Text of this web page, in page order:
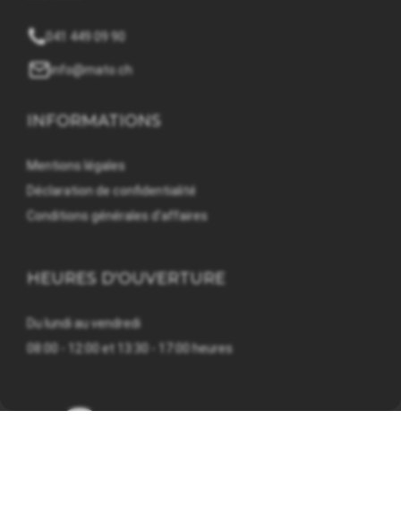
041 449 09 90
info@mato.ch
INFORMATIONS
Mentions légales
Déclaration de confidentialité
Conditions générales d'affaires
HEURES D'OUVERTURE
Du lundi au vendredi
08:00 - 12:00 et 13:30 - 17:00 heures